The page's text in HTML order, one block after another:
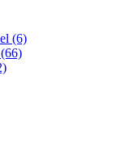
(6)
(66)